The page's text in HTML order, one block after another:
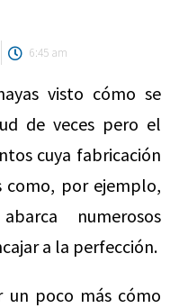
6:45 am
visto cómo se
de veces pero el
cuya fabricación
como, por ejemplo,
numerosos
a la perfección.
un poco más cómo